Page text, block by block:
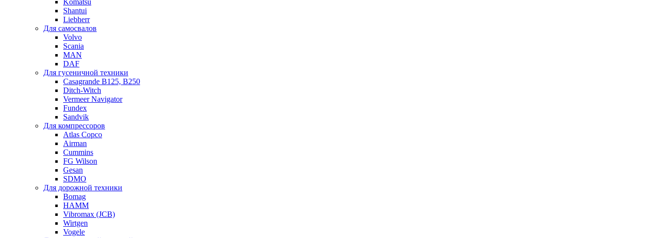
Shantui
Liebherr
Для самосвалов
Volvo
Scania
MAN
DAF
Для гусеничной техники
Casagrande B125, B250
Ditch-Witch
Vermeer Navigator
Fundex
Sandvik
Для компрессоров
Atlas Copco
Airman
Cummins
FG Wilson
Gesan
SDMO
Для дорожной техники
Bomag
HAMM
Vibromax (JCB)
Wirtgen
Vogele